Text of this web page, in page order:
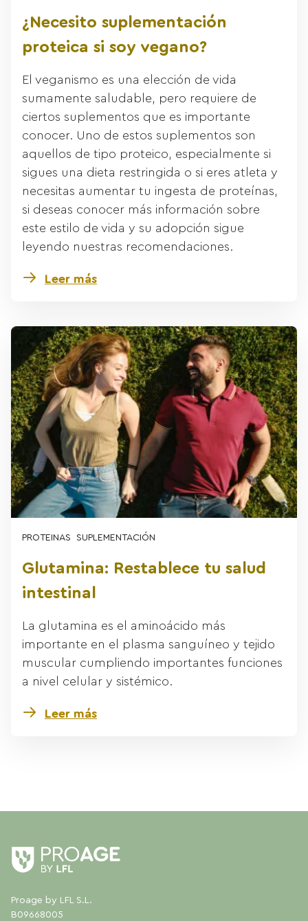
¿Necesito suplementación
proteica si soy vegano?
El veganismo es una elección de vida
sumamente saludable, pero requiere de
ciertos suplementos que es importante
conocer. Uno de estos suplementos son
aquellos de tipo proteico, especialmente si
sigues una dieta restringida o si eres atleta y
necesitas aumentar tu ingesta de proteínas,
si deseas conocer más información sobre
este estilo de vida y su adopción sigue
leyendo nuestras recomendaciones.
Leer más
PROTEINAS SUPLEMENTACIÓN
Glutamina: Restablece tu salud
intestinal
La glutamina es el aminoácido más
importante en el plasma sanguíneo y tejido
muscular cumpliendo importantes funciones
a nivel celular y sistémico.
Leer más
Proage by LFL S.L.
B09668005